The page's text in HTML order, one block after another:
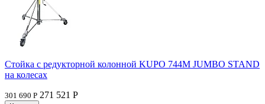
Стойка с редукторной колонной KUPO 744M JUMBO STAND
на колесах
301 690 Р 271 521 Р